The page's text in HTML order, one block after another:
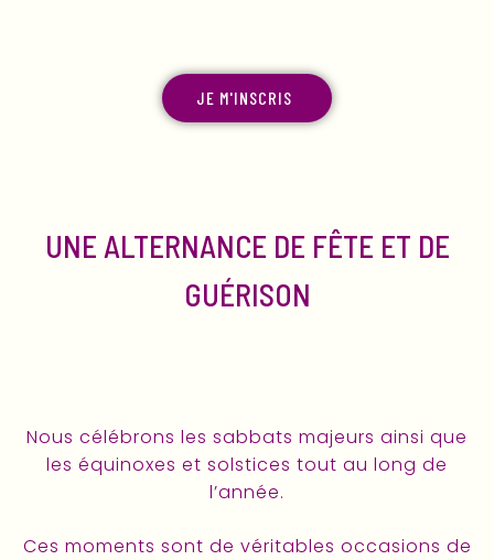
JE M'INSCRIS
UNE ALTERNANCE DE FÊTE ET DE
GUÉRISON
Nous célébrons les sabbats majeurs ainsi que
les équinoxes et solstices tout au long de
l’année.
Ces moments sont de véritables occasions de